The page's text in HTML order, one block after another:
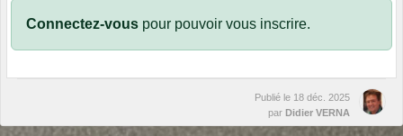
Connectez-vous pour pouvoir vous inscrire.
Publié le 18 déc. 2025
par Didier VERNA